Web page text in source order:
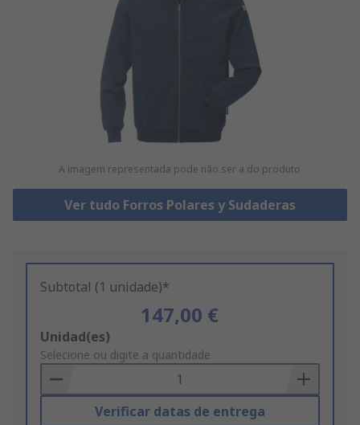
A imagem representada pode não ser a do produto
Ver tudo Forros Polares y Sudaderas
Subtotal (1 unidade)*
147,00 €
Add
to
Basket
Unidad(es)
Selecione ou digite a quantidade
Verificar datas de entrega